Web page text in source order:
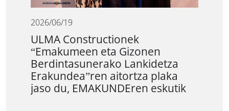
2026/06/19
ULMA Constructionek
“Emakumeen eta Gizonen
Berdintasunerako Lankidetza
Erakundea”ren aitortza plaka
jaso du, EMAKUNDEren eskutik